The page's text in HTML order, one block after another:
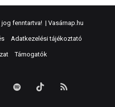
fenntartva! | Vasárnap.hu
Adatkezelési tájékoztató
Támogatók
Spotify TikTok